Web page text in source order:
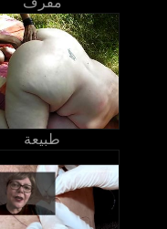
مقرف
طبيعة